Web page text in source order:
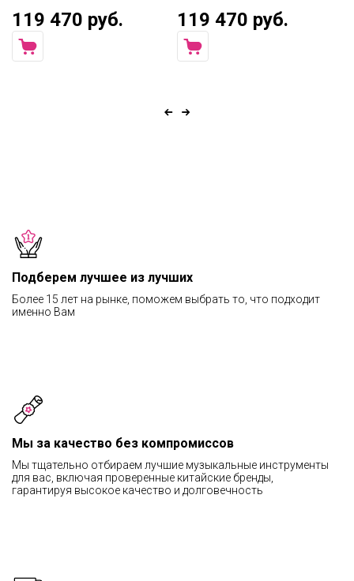
119 470 руб. 119 470 руб.
Подберем лучшее из лучших
Более 15 лет на рынке, поможем выбрать то, что подходит
именно Вам
Мы за качество без компромиссов
Мы тщательно отбираем лучшие музыкальные инструменты
для вас, включая проверенные китайские бренды,
гарантируя высокое качество и долговечность